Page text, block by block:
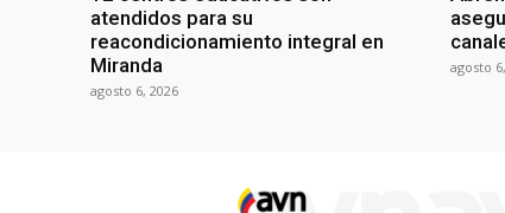
atendidos para su
reacondicionamiento integral en
Miranda
agosto 6, 2026
agosto